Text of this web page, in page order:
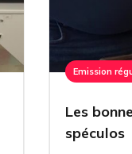
Emission
Les
spéculos